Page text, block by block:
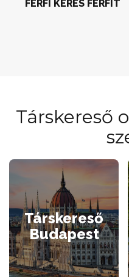
FÉRFI KERES FÉRFIT
Társkereső
Társkereső
Budapest